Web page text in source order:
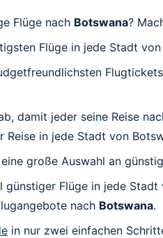
Flüge nach Botswana?
Flüge in jede Stadt
damit jeder seine Reise
in jede Stadt von
große Auswahl an
Flüge in jede Stadt
nach Botswana.
in nur zwei einfachen